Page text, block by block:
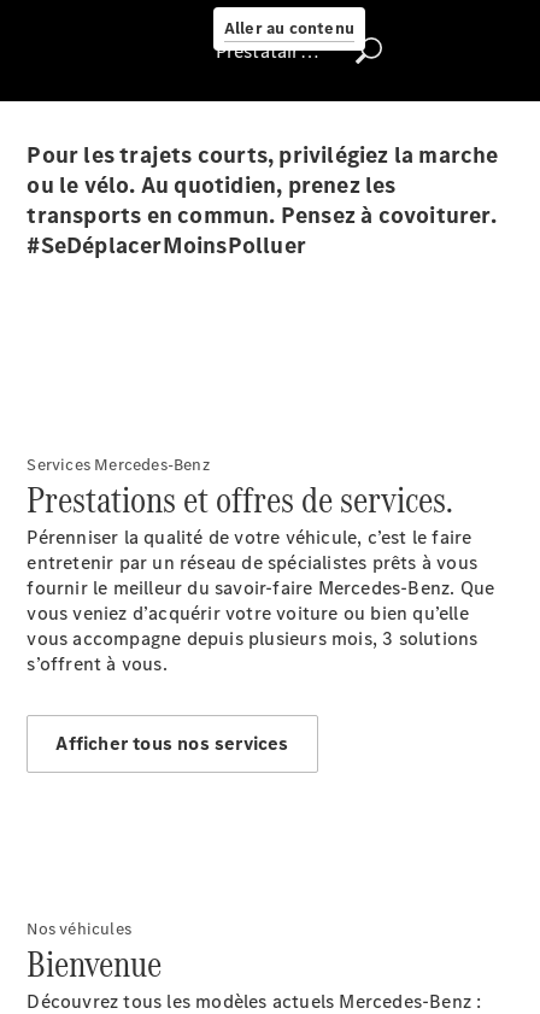
Aller au contenu
véhicule
Rechercher
un
Distributeur
Nous trouver
Rechercher
un
Prestataire / Protection des données
Pour les trajets courts, privilégiez la marche
ou le vélo. Au quotidien, prenez les
transports en commun. Pensez à covoiturer.
#SeDéplacerMoinsPolluer
Services Mercedes-Benz
Prestations et offres de services.
Pérenniser la qualité de votre véhicule, c’est le faire
entretenir par un réseau de spécialistes prêts à vous
fournir le meilleur du savoir-faire Mercedes-Benz. Que
vous veniez d’acquérir votre voiture ou bien qu’elle
vous accompagne depuis plusieurs mois, 3 solutions
s’offrent à vous.
Afficher tous nos services
Nos véhicules
Bienvenue
Découvrez tous les modèles actuels Mercedes-Benz :